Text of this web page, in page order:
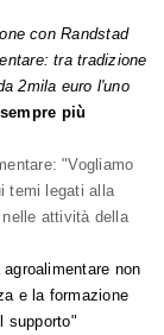
con Randstad
tra tradizione
2mila euro l'uno
più
"Vogliamo
temi legati alla
attività della
non
e la formazione
supporto"